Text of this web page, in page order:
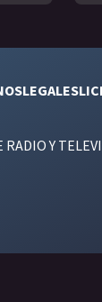
LEGALES
Y